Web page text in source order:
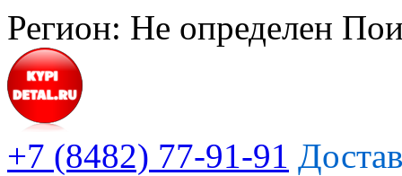
Регион: Не определен
+7 (8482) 77-91-91